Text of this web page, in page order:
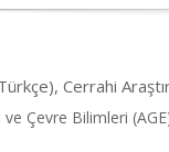
Cerrahi
ve Çevre Bilimleri